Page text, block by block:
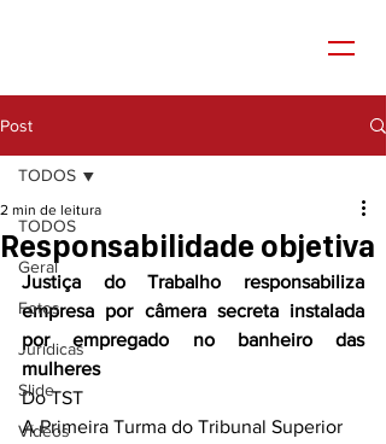
Post
TODOS
Geral
Fotos
Jurídicas
Slide
Vídeos
TODOS
Responsabilidade objetiva
2 min de leitura
Justiça do Trabalho responsabiliza
empresa por câmera secreta instalada
por empregado no banheiro das
mulheres
Do TST
A Primeira Turma do Tribunal Superior